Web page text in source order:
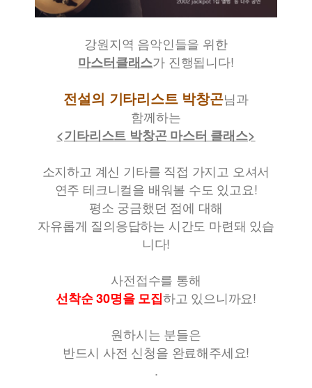
강원지역 음악인들을 위한
마스터클래스가 진행됩니다!
전설의 기타리스트 박창곤님과
함께하는
<기타리스트 박창곤 마스터 클래스>
소지하고 계신 기타를 직접 가지고 오셔서
연주 테크니컬을 배워볼 수도 있고요!
평소 궁금했던 점에 대해
자유롭게 질의응답하는 시간도 마련돼 있습
니다!
사전접수를 통해
선착순 30명을 모집하고 있으니까요!
원하시는 분들은
반드시 사전 신청을 완료해주세요!
.